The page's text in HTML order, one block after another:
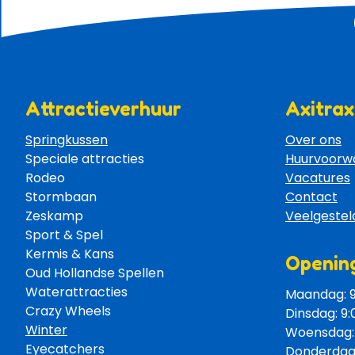
Attractieverhuur
Springkussen
Speciale attracties
Rodeo
Stormbaan
Zeskamp
Sport & Spel
Kermis & Kans
Oud Hollandse Spellen
Waterattracties
Crazy Wheels
Winter
Eyecatchers
Over ons
Vacatures
Contact
Maandag:
Dinsdag: